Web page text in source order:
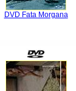
DVD Fata Morgana